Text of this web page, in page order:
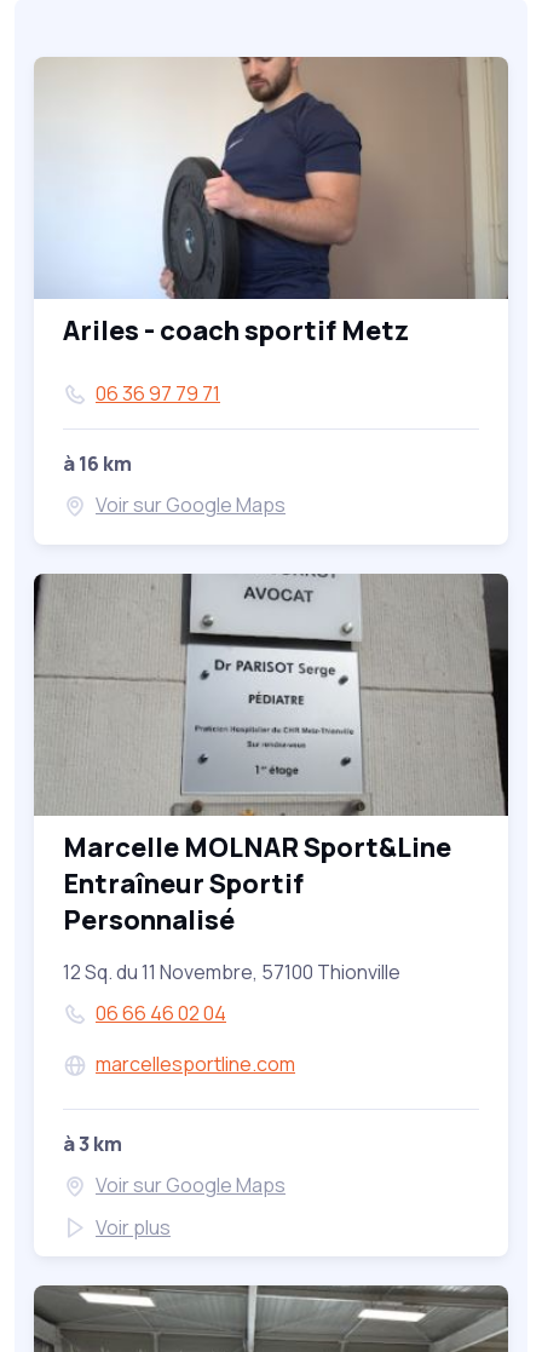
Ariles - coach sportif Metz
06 36 97 79 71
à 16 km
Voir sur Google Maps
Marcelle MOLNAR Sport&Line
Entraîneur Sportif
Personnalisé
12 Sq. du 11 Novembre, 57100 Thionville
06 66 46 02 04
marcellesportline.com
à 3 km
Voir sur Google Maps
Voir plus